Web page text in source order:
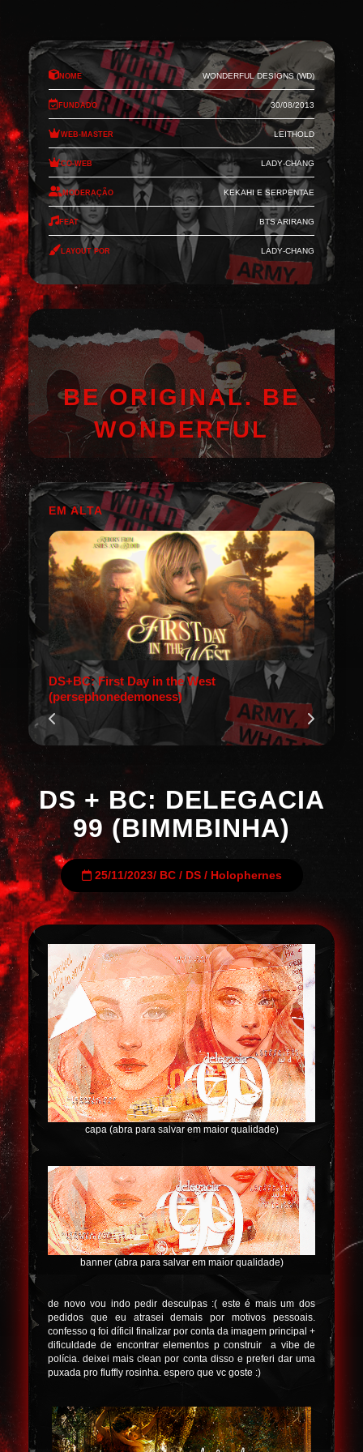
Nome Wonderful Designs (WD)
Fundado 30/08/2013
Web-Master Leithold
Co-Web Lady-Chang
Moderação Kekahi e Serpentae
Feat BTS Arirang
Layout por Lady-Chang
BE ORIGINAL. BE
WONDERFUL
EM ALTA
DS+BC: First Day in the West
(persephonedemoness)
DS + BC: DELEGACIA
99 (BIMMBINHA)
25/11/2023/ BC/ DS/ Holophernes
capa (abra para salvar em maior qualidade)
banner (abra para salvar em maior qualidade)
de novo vou indo pedir desculpas :( este é mais um dos
pedidos que eu atrasei demais por motivos pessoais.
confesso q foi díficil finalizar por conta da imagem principal +
dificuldade de encontrar elementos p construir a vibe de
polícia. deixei mais clean por conta disso e preferi dar uma
puxada pro fluffly rosinha. espero que vc goste :)